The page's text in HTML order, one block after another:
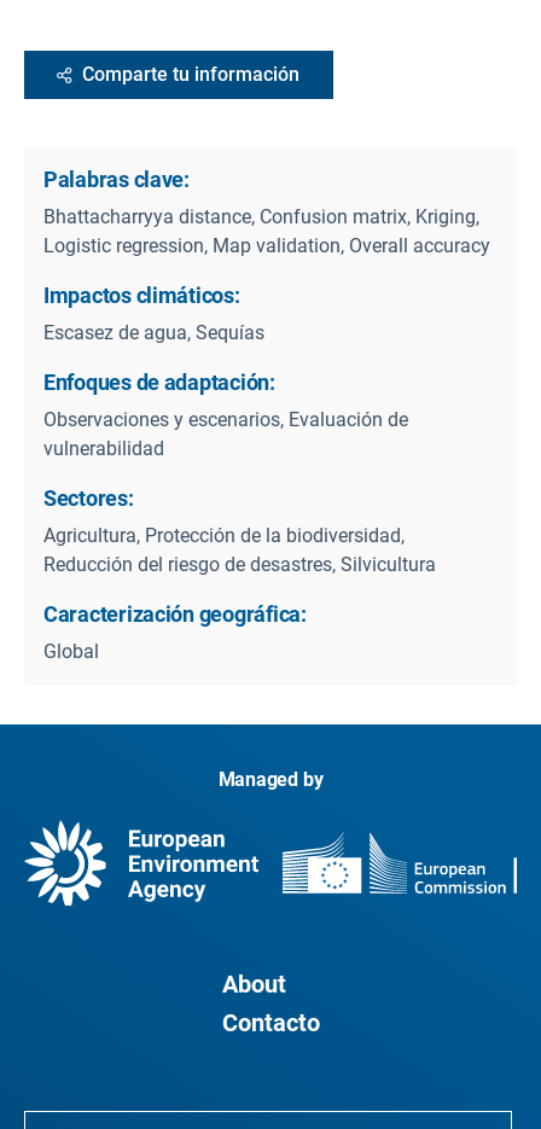
Comparte tu información
Palabras clave:
Bhattacharryya distance, Confusion matrix, Kriging,
Logistic regression, Map validation, Overall accuracy
Impactos climáticos:
Escasez de agua, Sequías
Enfoques de adaptación:
Observaciones y escenarios, Evaluación de
vulnerabilidad
Sectores:
Agricultura, Protección de la biodiversidad,
Reducción del riesgo de desastres, Silvicultura
Caracterización geográfica:
Global
Managed by
About
Contacto